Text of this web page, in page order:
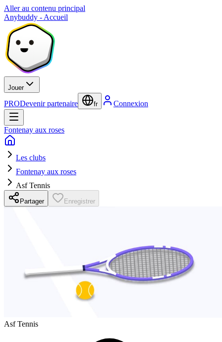
Aller au contenu principal
Anybuddy - Accueil
Jouer
PRODevenir partenaire fr Connexion
Fontenay aux roses
Les clubs
Fontenay aux roses
Asf Tennis
Partager Enregistrer
Asf Tennis